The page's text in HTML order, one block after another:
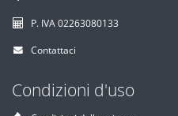
P. IVA 02263080133
Contattaci
Condizioni d'uso